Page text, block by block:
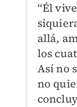
“Él
allá,
los
Así no
no